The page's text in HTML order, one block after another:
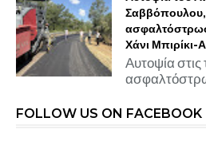
Σαββόπουλου,
Χάνι
Αυτοψία στις
FOLLOW US ON FACEBOOK